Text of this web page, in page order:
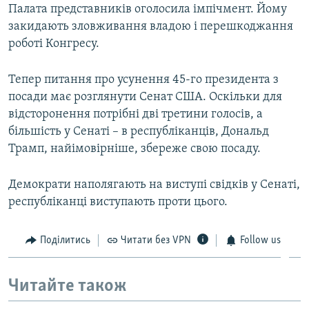
Палата представників оголосила імпічмент. Йому
закидають зловживання владою і перешкоджання
роботі Конгресу.
Тепер питання про усунення 45-го президента з
посади має розглянути Сенат США. Оскільки для
відсторонення потрібні дві третини голосів, а
більшість у Сенаті – в республіканців, Дональд
Трамп, найімовірніше, збереже свою посаду.
Демократи наполягають на виступі свідків у Сенаті,
республіканці виступають проти цього.
Поділитись Читати без VPN Follow us
Читайте також